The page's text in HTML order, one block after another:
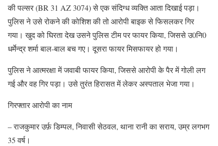
की पल्सर (BR 31 AZ 3074) से एक संदिग्ध व्यक्ति आता दिखाई पड़ा।
पुलिस ने उसे रोकने की कोशिश की तो आरोपी बाइक से फिसलकर गिर
गया। खुद को घिरता देख उसने पुलिस टीम पर फायर किया, जिससे उ0नि0
धर्मेन्द्र शर्मा बाल-बाल बच गए। दूसरा फायर मिसफायर हो गया।
पुलिस ने आत्मरक्षा में जवाबी फायर किया, जिससे आरोपी के पैर में गोली लग
गई और वह गिर पड़ा। उसे तुरंत हिरासत में लेकर अस्पताल भेजा गया।
गिरफ्तार आरोपी का नाम
– राजकुमार उर्फ़ डिम्पल, निवासी सेठवल, थाना रानी का सराय, उम्र लगभग
35 वर्ष।